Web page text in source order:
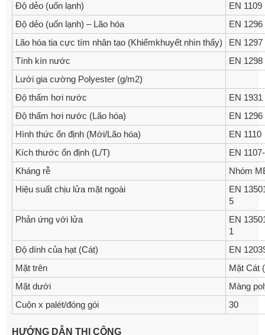
Độ dẻo (uốn lạnh)
EN 1109
Độ dẻo (uốn lạnh) – Lão hóa
EN 1296
Lão hóa tia cực tím nhân tạo (Khiếmkhuyết nhìn thấy)
EN 1297
Tính kín nước
EN 1298
Lưới gia cường Polyester (g/m2)
Độ thấm hơi nước
EN 1931
Độ thấm hơi nước (Lão hóa)
EN 1296
Hình thức ổn định (Mới/Lão hóa)
EN 1110
Kích thước ổn định (L/T)
EN
Kháng rễ
Nhóm
Hiệu suất chịu lửa mặt ngoài
EN
5
Phản ứng với lửa
EN
1
Độ dính của hạt (Cát)
EN
Mặt trên
Mặt Cát
Mặt dưới
Màng
Cuộn x palét/đóng gói
30
HƯỚNG DẪN THI CÔNG